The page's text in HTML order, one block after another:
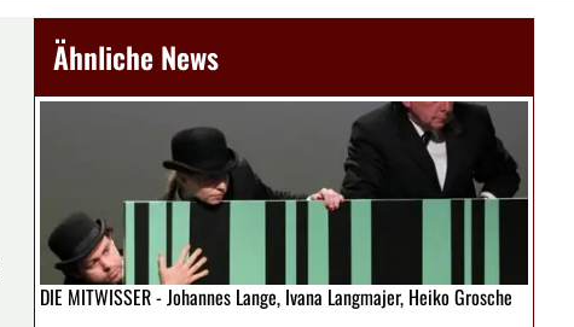
Ähnliche News
DIE MITWISSER - Johannes Lange, Ivana Langmajer, Heiko Grosche